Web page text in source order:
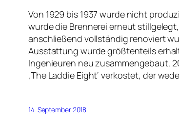
Von 1929 bis 1937 wurde nicht
wurde die Brennerei erneut
anschließend vollständig renoviert
Ausstattung wurde größtenteils
Ingenieuren neu zusammengebaut.
‚The Laddie Eight‘ verkostet, der
14. September 2018